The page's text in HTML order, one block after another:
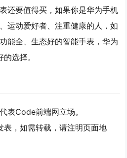
还要值得买，如果你是华为手机
运动爱好者、注重健康的人，如
能全、生态好的智能手表，华为
选择。
表Code前端网立场。
，如需转载，请注明页面地